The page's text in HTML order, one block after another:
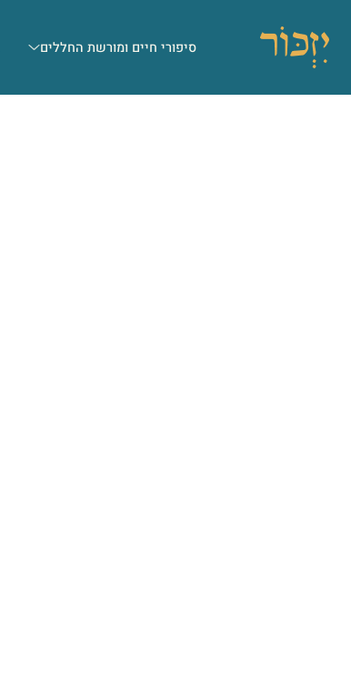
סיפורי חיים ומורשת החללים